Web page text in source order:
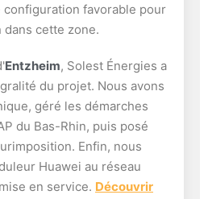
configuration favorable pour
dans cette zone.
Entzheim, Solest Énergies a
du projet. Nous avons
géré les démarches
du Bas-Rhin, puis posé
Enfin, nous
Huawei au réseau
en service. Découvrir